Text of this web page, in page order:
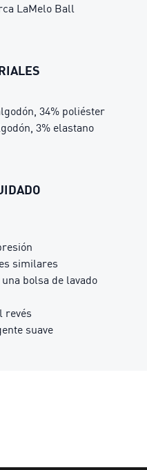
LaMelo Ball
34% poliéster
3% elastano
similares
bolsa de lavado
revés
suave